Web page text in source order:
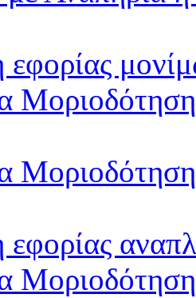
εφορίας